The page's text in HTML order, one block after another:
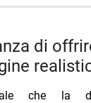
che la